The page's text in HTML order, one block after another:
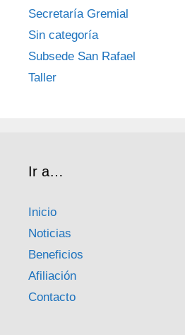
Secretaría Gremial
Sin categoría
Subsede San Rafael
Taller
Ir a…
Inicio
Noticias
Beneficios
Afiliación
Contacto